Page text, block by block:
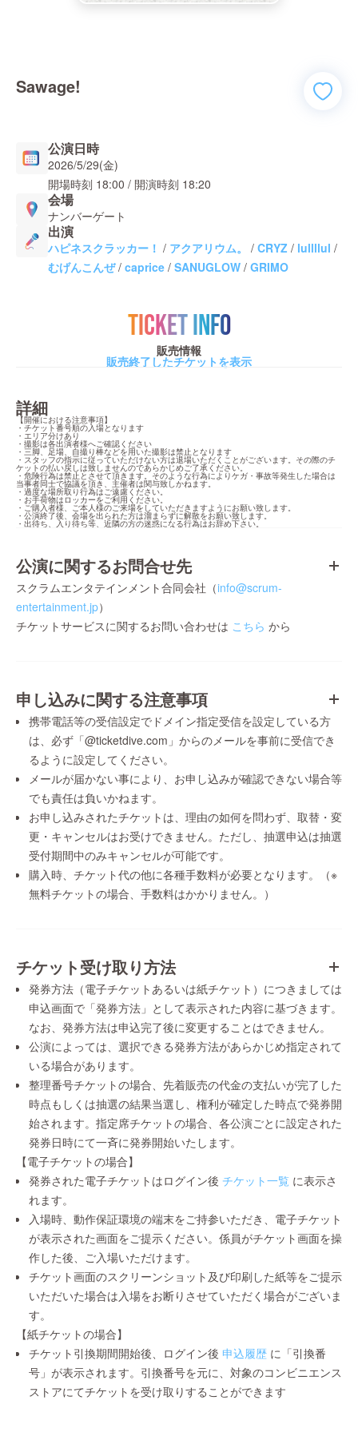
Sawage!
公演日時
2026/5/29(金)
開場時刻 18:00 / 開演時刻 18:20
会場
ナンバーゲート
出演
ハピネスクラッカー！ / アクアリウム。 / CRYZ / lullllul /
むげんこんぜ/ caprice / SANUGLOW / GRIMO
TICKET INFO
販売情報
販売終了したチケットを表示
詳細
【開催における注意事項】
・チケット番号順の入場となります
・エリア分けあり
・撮影は各出演者様へご確認ください
・三脚、足場、自撮り棒などを用いた撮影は禁止となります
・スタッフの指示に従っていただけない方は退場いただくことがございます。その際のチ
ケットの払い戻しは致しませんのであらかじめご了承ください。
・危険行為は禁止とさせて頂きます。そのような行為によりケガ・事故等発生した場合は
当事者同士で協議を頂き、主催者は関与致しかねます。
・過度な場所取り行為はご遠慮ください。
・お手荷物はロッカーをご利用ください。
・ご購入者様、ご本人様のご来場をしていただきますようにお願い致します。
・公演終了後、会場を出られた方は溜まらずに解散をお願い致します。
・出待ち、入り待ち等、近隣の方の迷惑になる行為はお辞め下さい。
公演に関するお問合せ先
スクラムエンタテインメント合同会社（info@scrum-
entertainment.jp）
チケットサービスに関するお問い合わせは こちら から
申し込みに関する注意事項
携帯電話等の受信設定でドメイン指定受信を設定している方
は、必ず「@ticketdive.com」からのメールを事前に受信でき
るように設定してください。
メールが届かない事により、お申し込みが確認できない場合等
でも責任は負いかねます。
お申し込みされたチケットは、理由の如何を問わず、取替・変
更・キャンセルはお受けできません。ただし、抽選申込は抽選
受付期間中のみキャンセルが可能です。
購入時、チケット代の他に各種手数料が必要となります。（※
無料チケットの場合、手数料はかかりません。）
チケット受け取り方法
発券方法（電子チケットあるいは紙チケット）につきましては
申込画面で「発券方法」として表示された内容に基づきます。
なお、発券方法は申込完了後に変更することはできません。
公演によっては、選択できる発券方法があらかじめ指定されて
いる場合があります。
整理番号チケットの場合、先着販売の代金の支払いが完了した
時点もしくは抽選の結果当選し、権利が確定した時点で発券開
始されます。指定席チケットの場合、各公演ごとに設定された
発券日時にて一斉に発券開始いたします。
【電子チケットの場合】
発券された電子チケットはログイン後 チケット一覧 に表示さ
れます。
入場時、動作保証環境の端末をご持参いただき、電子チケット
が表示された画面をご提示ください。係員がチケット画面を操
作した後、ご入場いただけます。
チケット画面のスクリーンショット及び印刷した紙等をご提示
いただいた場合は入場をお断りさせていただく場合がございま
す。
【紙チケットの場合】
チケット引換期間開始後、ログイン後 申込履歴 に「引換番
号」が表示されます。引換番号を元に、対象のコンビニエンス
ストアにてチケットを受け取りすることができます